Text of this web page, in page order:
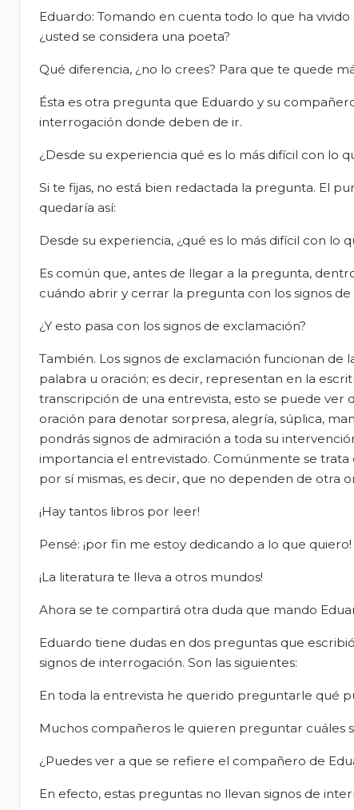
Eduardo: Tomando en cuenta todo lo que ha
¿usted se considera una poeta?
Qué diferencia, ¿no lo crees? Para que te quede
Ésta es otra pregunta que Eduardo y su
interrogación donde deben de ir.
¿Desde su experiencia qué es lo más difícil con lo
Si te fijas, no está bien redactada la pregunta. El
quedaría así:
Desde su experiencia, ¿qué es lo más difícil con lo
Es común que, antes de llegar a la pregunta,
cuándo abrir y cerrar la pregunta con los signos
¿Y esto pasa con los signos de exclamación?
También. Los signos de exclamación funcionan de
palabra u oración; es decir, representan en la
transcripción de una entrevista, esto se puede
oración para denotar sorpresa, alegría, súplica,
pondrás signos de admiración a toda su
importancia el entrevistado. Comúnmente se
por sí mismas, es decir, que no dependen de otra
¡Hay tantos libros por leer!
Pensé: ¡por fin me estoy dedicando a lo que quiero!
¡La literatura te lleva a otros mundos!
Ahora se te compartirá otra duda que mando
Eduardo tiene dudas en dos preguntas que
signos de interrogación. Son las siguientes:
En toda la entrevista he querido preguntarle qué
Muchos compañeros le quieren preguntar cuáles
¿Puedes ver a que se refiere el compañero de
En efecto, estas preguntas no llevan signos de